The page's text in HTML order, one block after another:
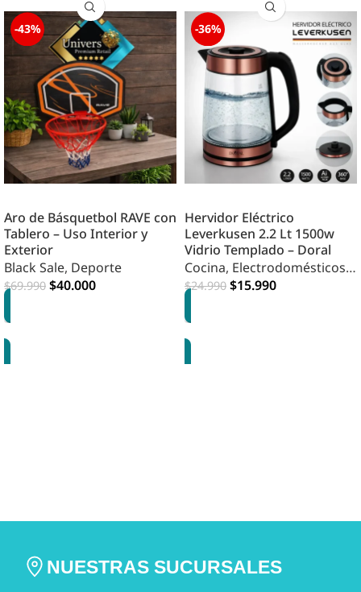
-43%
Aro de Básquetbol RAVE con
Tablero – Uso Interior y
Exterior
Black Sale, Deporte
$69.990 $40.000
-36%
Hervidor Eléctrico
Leverkusen 2.2 Lt 1500w
Vidrio Templado – Doral
Cocina, Electrodomésticos,
HOME COCINA
$24.990 $15.990
NUESTRAS SUCURSALES